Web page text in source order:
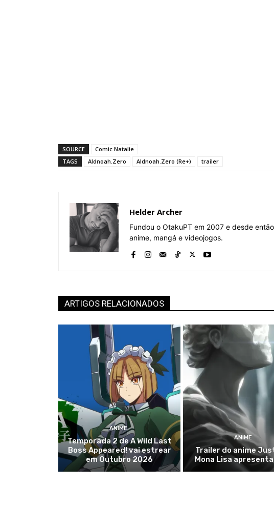
SOURCE
Comic Natalie
TAGS
Aldnoah.Zero Aldnoah.Zero (Re+) trailer
Helder Archer
Fundou o OtakuPT em 2007 e desde
anime, mangá e videojogos.
ARTIGOS RELACIONADOS
ANIME
Temporada 2 de A Wild Last
Boss Appeared! vai estrear
em Outubro 2026
ANIME
Trailer do anime
Mona Lisa